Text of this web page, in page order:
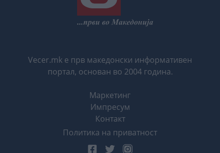
Vecer.mk е прв македонски информативен
портал, основан во 2004 година.
Маркетинг
Импресум
Контакт
Политика на приватност